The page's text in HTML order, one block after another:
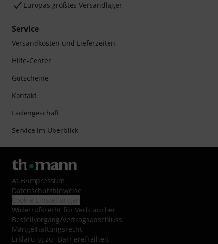
Europas größtes Versandlager
Service
Versandkosten und Lieferzeiten
Hilfe-Center
Gutscheine
Kontakt
Ladengeschäft
Service im Überblick
AGB/Impressum
Datenschutzhinweise
Widerrufsrecht für Verbraucher
Bestellvorgang/Vertragsabschluss
Mängelhaftungsrecht
Erklärung zur Barrierefreiheit